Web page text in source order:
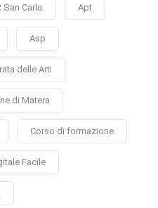
San Carlo Apt
Asp
delle Arti
di Matera
Corso di formazione
Facile